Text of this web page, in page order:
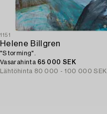
1151
Helene Billgren
"Storming".
Vasarahinta 65 000 SEK
Lähtöhinta 80 000 - 100 000 SEK